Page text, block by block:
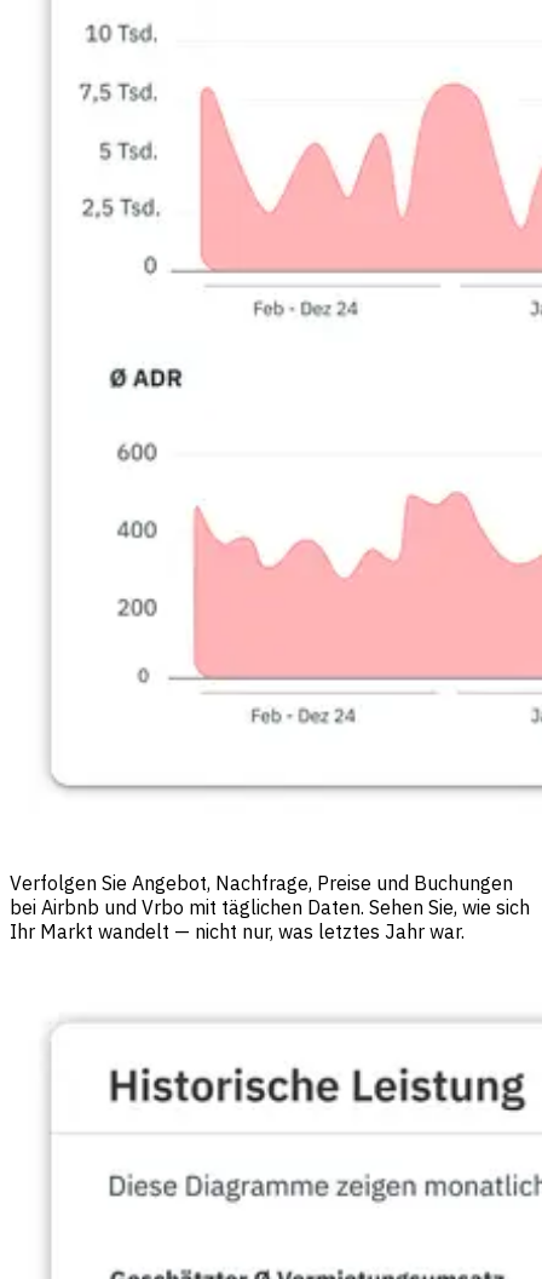
Verfolgen Sie Angebot, Nachfrage, Preise und Buchungen
bei Airbnb und Vrbo mit täglichen Daten. Sehen Sie, wie sich
Ihr Markt wandelt — nicht nur, was letztes Jahr war.